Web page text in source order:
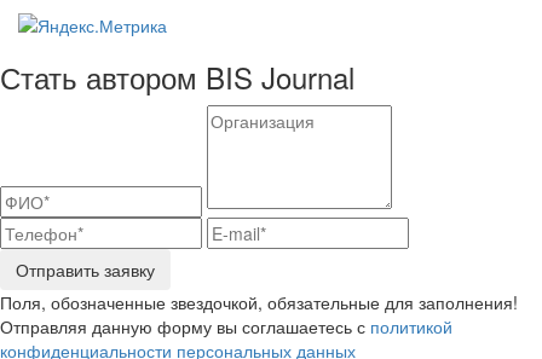
Стать автором BIS Journal
Отправить заявку
Поля, обозначенные звездочкой, обязательные для заполнения!
Отправляя данную форму вы соглашаетесь с политикой
конфиденциальности персональных данных